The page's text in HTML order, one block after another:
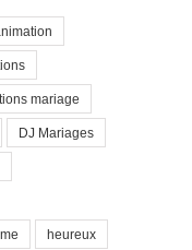
mariage
DJ Mariages
heureux